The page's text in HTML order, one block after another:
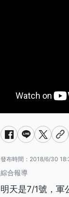
發布時間： 2018/6/30
綜合報導
明天是7/1號，軍